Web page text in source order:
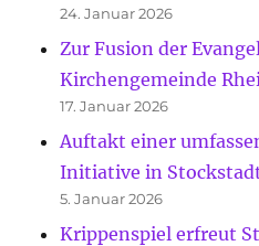
24. Januar 2026
Zur Fusion der
Kirchengemeinde
17. Januar 2026
Auftakt einer
Initiative in
5. Januar 2026
Krippenspiel erfreut